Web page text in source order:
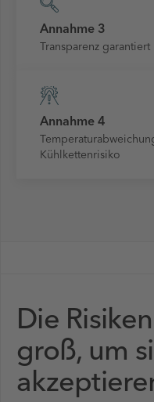
Annahme 3
Transparenz
Annahme 4
Kühlkettenrisiko
Die
groß, um